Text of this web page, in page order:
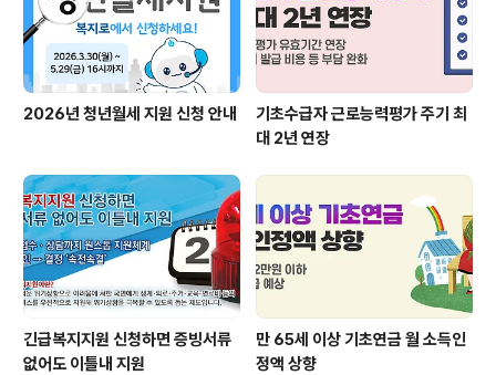
2026년 청년월세 지원 신청 안내
기초수급자 근로능력평가 주기 최
대 2년 연장
긴급복지지원 신청하면 증빙서류
없어도 이틀내 지원
만 65세 이상 기초연금 월 소득인
정액 상향